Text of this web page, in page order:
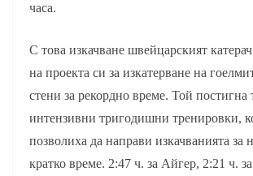
часа.
С това изкачване швейцарският
на проекта си за изкатерване на
стени за рекордно време. Той постигна
интензивни тригодишни тренировки,
позволиха да направи изкачванията за
кратко време. 2:47 ч. за Айгер, 2:21 ч.